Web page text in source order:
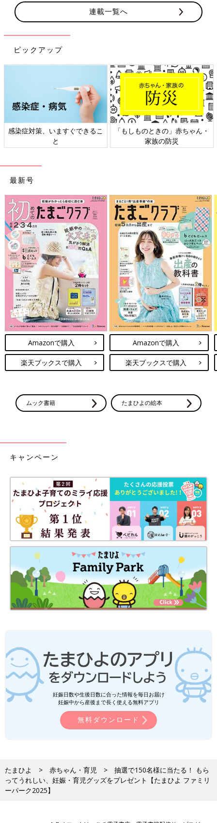
連載一覧へ
ピックアップ
「もしものときの」赤ちゃん・
家族の防災
日本外来小児科学会リーフレッ
ト検討会
最新号
Amazonで購入
楽天ブックスで購入
Amazonで購入
楽天ブックスで購入
ムック書籍 たまひよの絵本
キャンペーン
妊娠日数や生後日数に合った情報を毎日お届け
妊娠中から産後まで長く使える無料アプリ
無料ダウンロード
たまひよ 赤ちゃん・育児
抽選で150名様に当たる！ もら
ってうれしい、妊娠・育児グッズをプレゼント【たまひよ ファミリ
ーパーク2025】